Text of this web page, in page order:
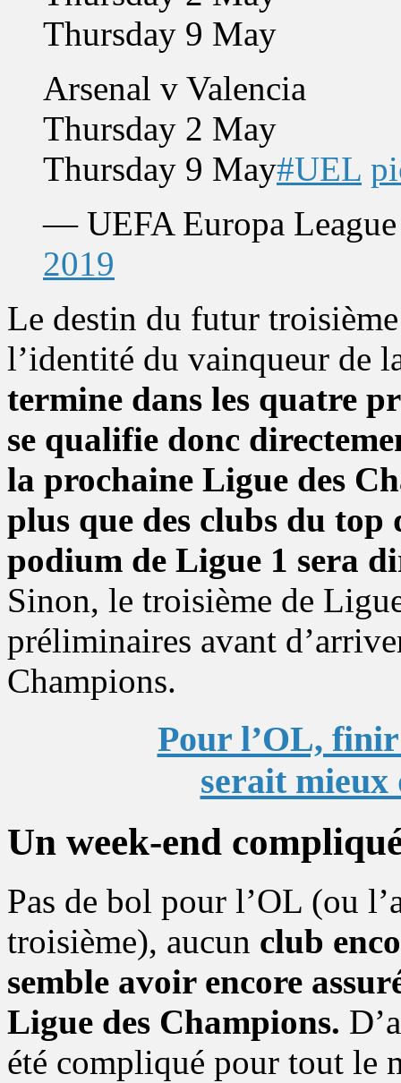
Thursday 9 May
Arsenal v Valencia
Thursday 2 May
Thursday 9 May#UEL
— UEFA Europa
2019
Le destin du futur
l’identité du vainqueur de
termine dans les quatre
se qualifie donc
la prochaine Ligue des
plus que des clubs du
podium de Ligue 1 sera
Sinon, le troisième de
préliminaires avant
Champions.
Pour l’OL,
serait
Un week-end
Pas de bol pour l’OL (ou
troisième), aucun club
semble avoir encore
Ligue des Champions.
été compliqué pour tout le